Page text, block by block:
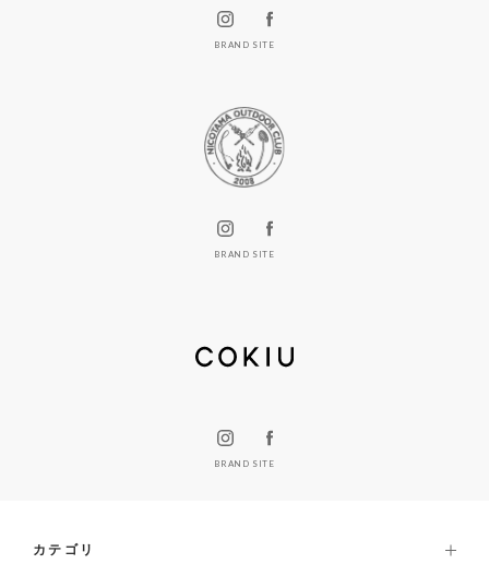
BRAND SITE
BRAND SITE
BRAND SITE
カテゴリ